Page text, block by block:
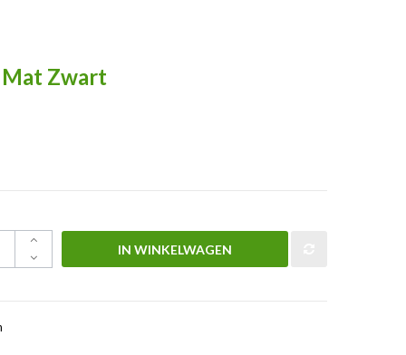
Mat Zwart
IN WINKELWAGEN